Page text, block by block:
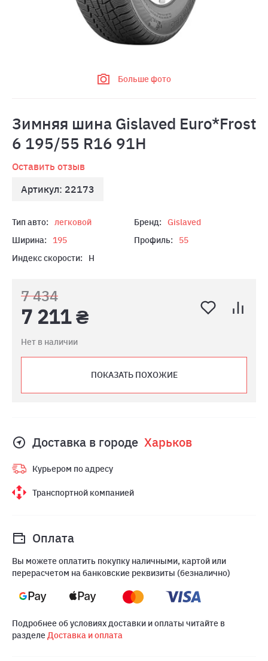
Больше фото
Зимняя шина Gislaved Euro*Frost
6 195/55 R16 91H
Оставить отзыв
Артикул: 22173
Тип авто: легковой Бренд:
Gislaved
Ширина:
195 Профиль:
55
Индекс скорости:
H
7 434
7 211 ₴
Нет в наличии
ПОКАЗАТЬ ПОХОЖИЕ
Доставка в городе Харьков
Курьером по адресу
Транспортной компанией
Оплата
Вы можете оплатить покупку наличными, картой или
перерасчетом на банковские реквизиты (безналично)
Подробнее об условиях доставки и оплаты читайте в
разделеДоставка и оплата